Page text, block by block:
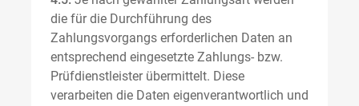
die für die Durchführung des
Zahlungsvorgangs erforderlichen Daten an
entsprechend eingesetzte Zahlungs- bzw.
Prüfdienstleister übermittelt. Diese
verarbeiten die Daten eigenverantwortlich und